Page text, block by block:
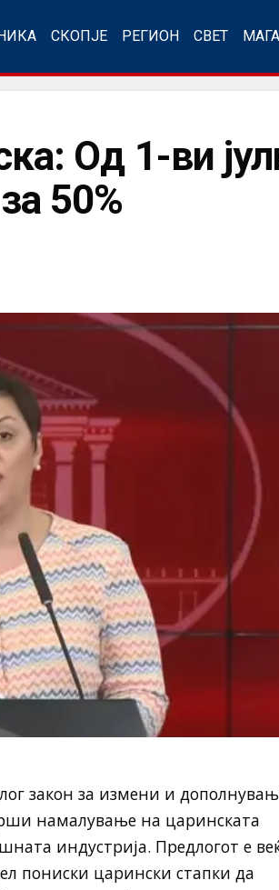
СКОПЈЕ РЕГИОН СВЕТ
Од 1-ви
50%
закон за измени и
намалување на царинската
индустрија. Предлогот е
пониски царински стапки да